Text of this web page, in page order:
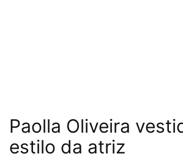
Paolla Oliveira
estilo da atriz